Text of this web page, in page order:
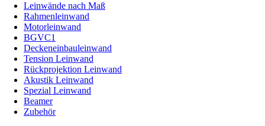
Leinwände nach Maß
Rahmenleinwand
Motorleinwand
BGVC1
Deckeneinbauleinwand
Tension Leinwand
Rückprojektion Leinwand
Akustik Leinwand
Spezial Leinwand
Beamer
Zubehör